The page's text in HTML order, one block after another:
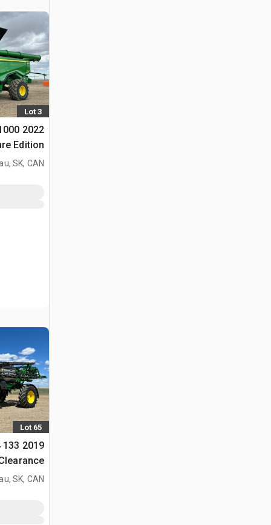
Lot 3
1000
مجمعة
SK, CAN
Lot 65
133
ذاتية
SK, CAN